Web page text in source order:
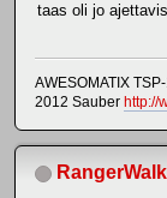
taas oli jo
AWESOMATIX
2012 Sauber http://